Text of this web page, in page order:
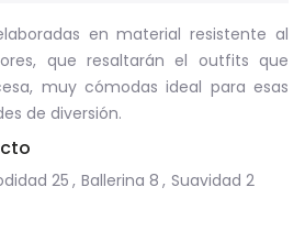
en material resistente al
que resaltarán el outfits que
muy cómodas ideal para esas
de diversión.
25 , Ballerina 8 , Suavidad 2